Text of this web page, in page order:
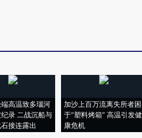
高温致多瑙河
录 二战沉船与
接连露出
加沙上百万流离失所者困
于“塑料烤箱” 高温引发健
康危机